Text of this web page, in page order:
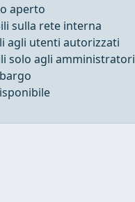
aperto
sulla rete interna
agli utenti autorizzati
solo agli amministratori